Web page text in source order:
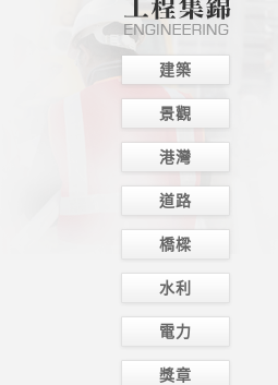
建築
景觀
港灣
道路
橋樑
水利
電力
獎章